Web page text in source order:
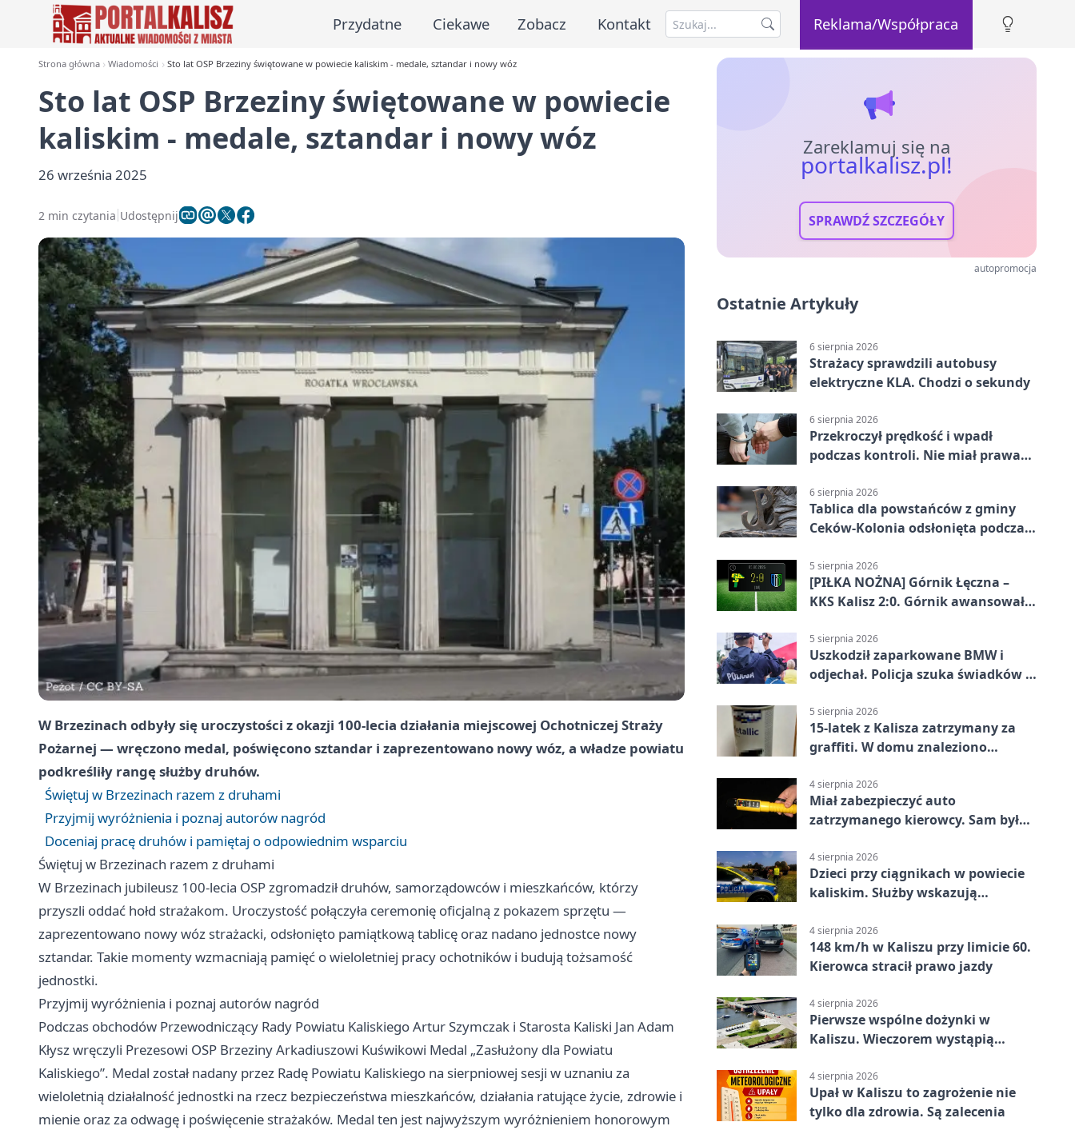
Przydatne Ciekawe Zobacz Kontakt Reklama/Współpraca
Strona główna Wiadomości Sto lat OSP Brzeziny świętowane w powiecie kaliskim - medale, sztandar i nowy wóz
Sto lat OSP Brzeziny świętowane w powiecie
kaliskim - medale, sztandar i nowy wóz
26 września 2025
2 min czytania Udostępnij
W Brzezinach odbyły się uroczystości z okazji 100-lecia działania miejscowej Ochotniczej Straży
Pożarnej — wręczono medal, poświęcono sztandar i zaprezentowano nowy wóz, a władze powiatu
podkreśliły rangę służby druhów.
Świętuj w Brzezinach razem z druhami
Przyjmij wyróżnienia i poznaj autorów nagród
Doceniaj pracę druhów i pamiętaj o odpowiednim wsparciu
Świętuj w Brzezinach razem z druhami
W Brzezinach jubileusz 100-lecia OSP zgromadził druhów, samorządowców i mieszkańców, którzy
przyszli oddać hołd strażakom. Uroczystość połączyła ceremonię oficjalną z pokazem sprzętu —
zaprezentowano nowy wóz strażacki, odsłonięto pamiątkową tablicę oraz nadano jednostce nowy
sztandar. Takie momenty wzmacniają pamięć o wieloletniej pracy ochotników i budują tożsamość
jednostki.
Przyjmij wyróżnienia i poznaj autorów nagród
Podczas obchodów Przewodniczący Rady Powiatu Kaliskiego Artur Szymczak i Starosta Kaliski Jan Adam
Kłysz wręczyli Prezesowi OSP Brzeziny Arkadiuszowi Kuświkowi Medal „Zasłużony dla Powiatu
Kaliskiego”. Medal został nadany przez Radę Powiatu Kaliskiego na sierpniowej sesji w uznaniu za
wieloletnią działalność jednostki na rzecz bezpieczeństwa mieszkańców, działania ratujące życie, zdrowie i
mienie oraz za odwagę i poświęcenie strażaków. Medal ten jest najwyższym wyróżnieniem honorowym
Zareklamuj się na
portalkalisz.pl!
SPRAWDŹ SZCZEGÓŁY
autopromocja
Ostatnie Artykuły
6 sierpnia 2026
Strażacy sprawdzili autobusy
elektryczne KLA. Chodzi o sekundy
6 sierpnia 2026
Przekroczył prędkość i wpadł
podczas kontroli. Nie miał prawa
6 sierpnia 2026
Tablica dla powstańców z gminy
Ceków-Kolonia odsłonięta podczas
5 sierpnia 2026
[PIŁKA NOŻNA] Górnik Łęczna –
KKS Kalisz 2:0. Górnik awansował
5 sierpnia 2026
Uszkodził zaparkowane BMW i
odjechał. Policja szuka świadków w
5 sierpnia 2026
15-latek z Kalisza zatrzymany za
graffiti. W domu znaleziono
4 sierpnia 2026
Miał zabezpieczyć auto
zatrzymanego kierowcy. Sam był
4 sierpnia 2026
Dzieci przy ciągnikach w powiecie
kaliskim. Służby wskazują
4 sierpnia 2026
148 km/h w Kaliszu przy limicie 60.
Kierowca stracił prawo jazdy
4 sierpnia 2026
Pierwsze wspólne dożynki w
Kaliszu. Wieczorem wystąpią
4 sierpnia 2026
Upał w Kaliszu to zagrożenie nie
tylko dla zdrowia. Są zalecenia